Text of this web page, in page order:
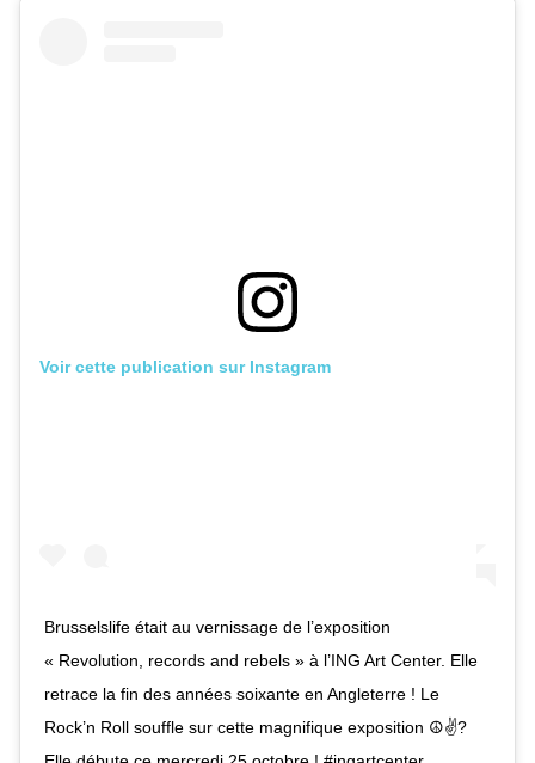
Voir cette publication sur Instagram
Brusselslife était au vernissage de l’exposition
« Revolution, records and rebels » à l’ING Art Center. Elle
retrace la fin des années soixante en Angleterre ! Le
Rock’n Roll souffle sur cette magnifique exposition ☮️✌?